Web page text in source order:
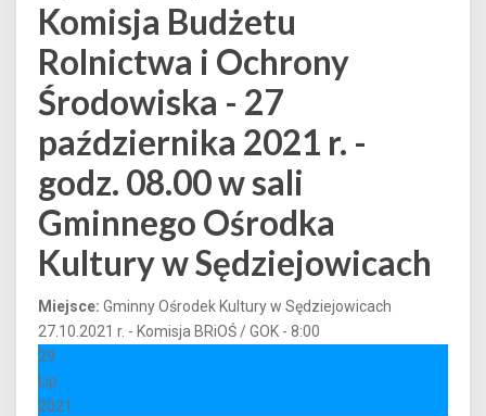
Komisja Budżetu
Rolnictwa i Ochrony
Środowiska - 27
października 2021 r. -
godz. 08.00 w sali
Gminnego Ośrodka
Kultury w Sędziejowicach
Miejsce: Gminny Ośrodek Kultury w Sędziejowicach
27.10.2021 r. - Komisja BRiOŚ / GOK - 8:00
29
Lip
2021